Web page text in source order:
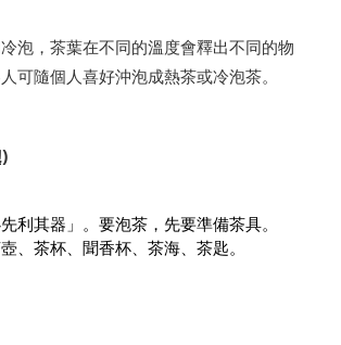
泡，茶葉在不同的溫度會釋出不同的物
可隨個人喜好沖泡成熱茶或冷泡茶。
利其器」。要泡茶，先要準備茶具。
、茶杯、聞香杯、茶海、茶匙。